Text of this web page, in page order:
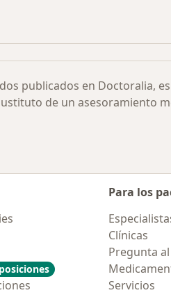
publicados en Doctoralia,
de un asesoramiento
Para los
Clínicas
Pregunta
Servicios